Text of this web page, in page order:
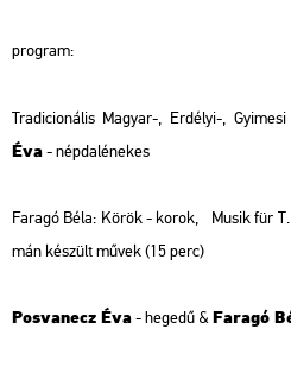
prog­ram:
Tra­di­ci­o­ná­lis Ma­gyar-, Er­dé­lyi-,
Éva- nép­dal­éne­kes
Fa­ra­gó Béla: Körök - korok, Musik für
mán ké­szült művek(15 perc)
Pos­va­necz Éva- he­ge­dű &Fa­ra­gó